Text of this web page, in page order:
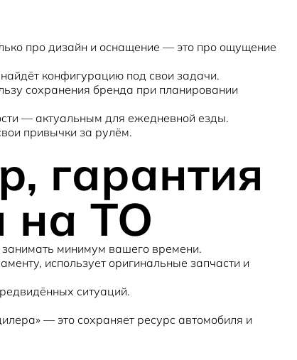
про дизайн и оснащение — это про ощущение
конфигурацию под свои задачи.
сохранения бренда при планировании
— актуальным для ежедневной езды.
привычки за рулём.
гарантия
на ТО
занимать минимум вашего времени.
использует оригинальные запчасти и
ситуаций.
— это сохраняет ресурс автомобиля и